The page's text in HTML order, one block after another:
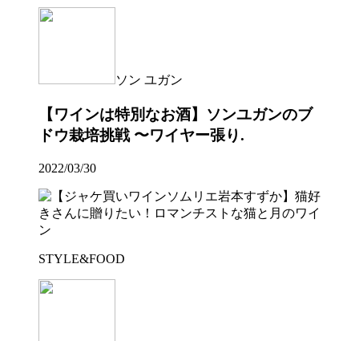
ソン ユガン
【ワインは特別なお酒】ソンユガンのブ
ドウ栽培挑戦 〜ワイヤー張り.
2022/03/30
STYLE&FOOD